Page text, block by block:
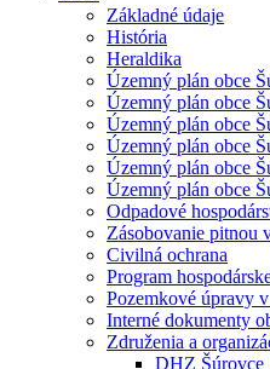
Základné údaje
História
Heraldika
Územný plán obce
Územný plán obce
Územný plán obce
Územný plán obce
Územný plán obce
Územný plán obce
Odpadové
Zásobovanie pitnou
Civilná ochrana
Program
Pozemkové úpravy
Interné dokumenty
Združenia a
DHZ Šúrovce